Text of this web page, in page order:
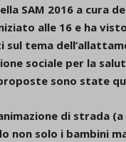
SAM 2016 a cura
alle 16 e ha
tema
sociale per la
sono state
di strada
non solo i bambini